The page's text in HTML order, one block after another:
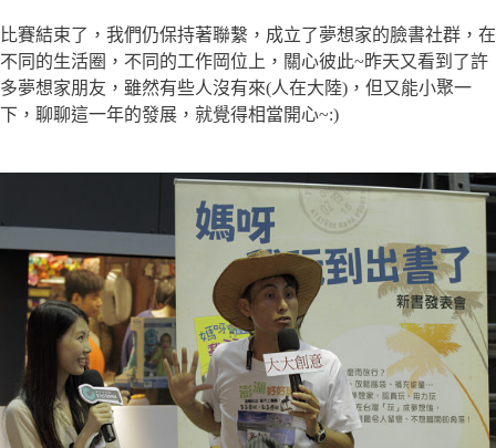
比賽結束了，我們仍保持著聯繫，成立了夢想家的臉書社群，在
不同的生活圈，不同的工作岡位上，關心彼此~昨天又看到了許
多夢想家朋友，雖然有些人沒有來(人在大陸)，但又能小聚一
下，聊聊這一年的發展，就覺得相當開心~:)